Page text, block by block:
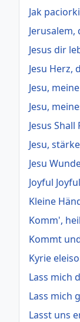
Jak
Jesus dir
Jesu Herz,
Jesu,
Jesu,
Jesus Shall
Jesu,
Jesu
Joyful
Kleine
Komm',
Kommt
Kyrie
Lass mich
Lass mich
Lasst uns